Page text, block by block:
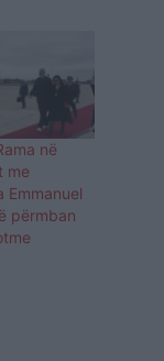
në
me
Emmanuel
përmban